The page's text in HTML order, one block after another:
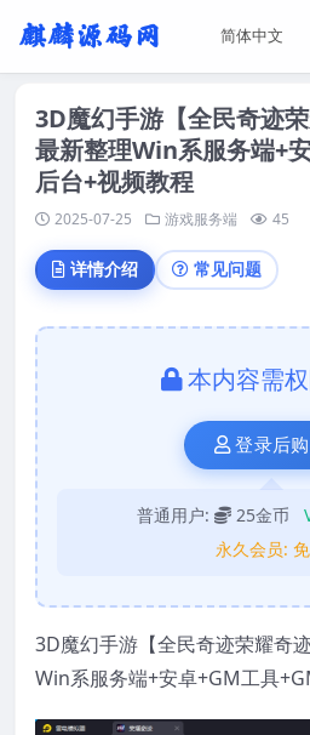
3D魔幻手游【全民奇迹荣
最新整理Win系服务端+
后台+视频教程
2025-07-25 游戏服务端 45
详情介绍 常见问题
本内容需
登录后
普通用户: 25金币
永久会员:
3D魔幻手游【全民奇迹荣耀奇
Win系服务端+安卓+GM工具